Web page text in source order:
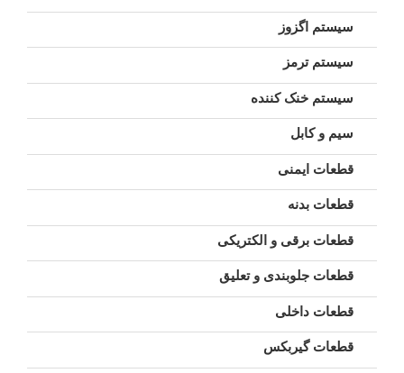
سیستم اگزوز
سیستم ترمز
سیستم خنک کننده
سیم و کابل
قطعات ایمنی
قطعات بدنه
قطعات برقی و الکتریکی
قطعات جلوبندی و تعلیق
قطعات داخلی
قطعات گیربکس